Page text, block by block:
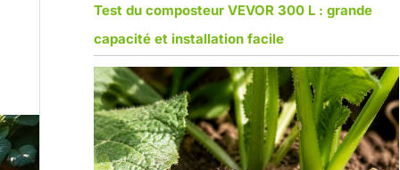
Test du composteur VEVOR 300 L : grande
capacité et installation facile